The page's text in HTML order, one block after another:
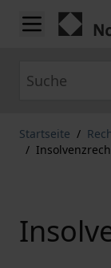
Zum Inhalt
Startseite /
/